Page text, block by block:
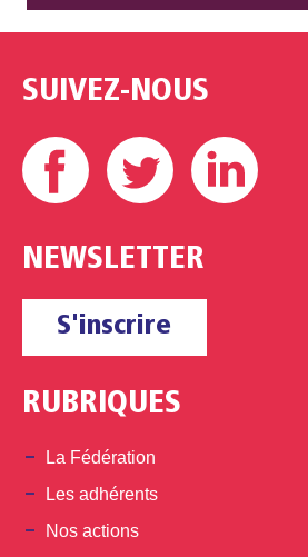
SUIVEZ-NOUS
Facebook Twitter
NEWSLETTER
S'inscrire
RUBRIQUES
La Fédération
Les adhérents
Nos actions